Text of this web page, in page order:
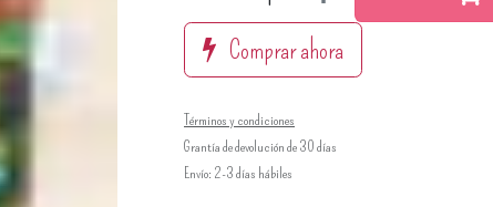
Comprar ahora
Términos y condiciones
Grantía de devolución de 30 días
Envío: 2-3 días hábiles